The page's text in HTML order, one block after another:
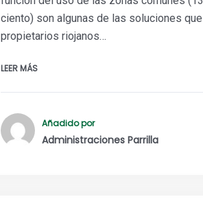
ciento) son algunas de las soluciones
propietarios riojanos…
LEER MÁS
Añadido por
Administraciones Parrilla